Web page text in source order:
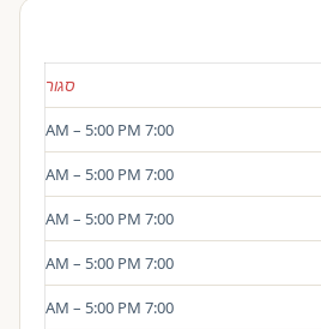
סגור
7:00 AM – 5:00 PM
7:00 AM – 5:00 PM
7:00 AM – 5:00 PM
7:00 AM – 5:00 PM
7:00 AM – 5:00 PM